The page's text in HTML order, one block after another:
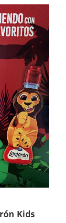
Kids